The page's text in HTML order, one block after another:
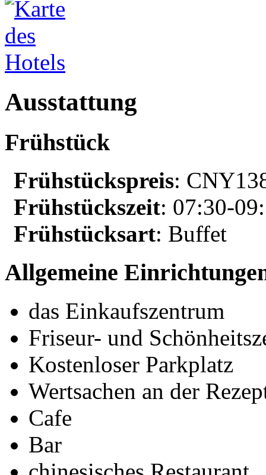
Ausstattung
Frühstück
Frühstückspreis:
Frühstückszeit: 07:30-
Frühstücksart: Buffet
Allgemeine
das Einkaufszentrum
Friseur- und
Kostenloser Parkplatz
Wertsachen an der
Cafe
Bar